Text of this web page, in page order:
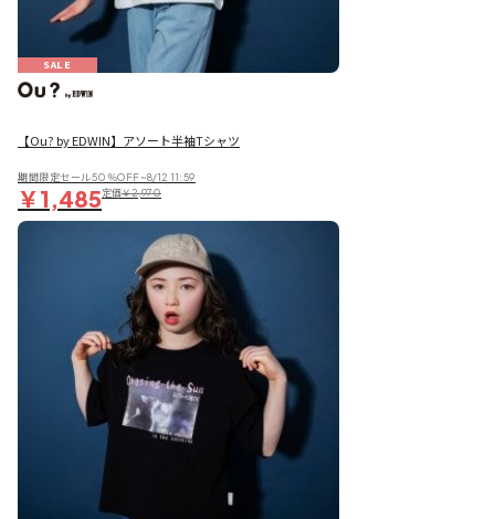
SALE
【Ou? by EDWIN】アソート半袖Tシャツ
期間限定セール50％OFF~8/12 11:59
￥1,485定価￥2,970